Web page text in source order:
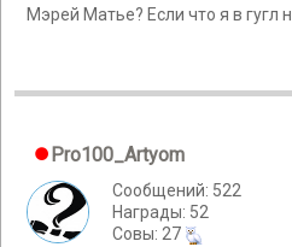
Мэрей Матье? Если что я в гугл
Pro100_Artyom
Сообщений: 522
Награды: 52
Cовы: 27